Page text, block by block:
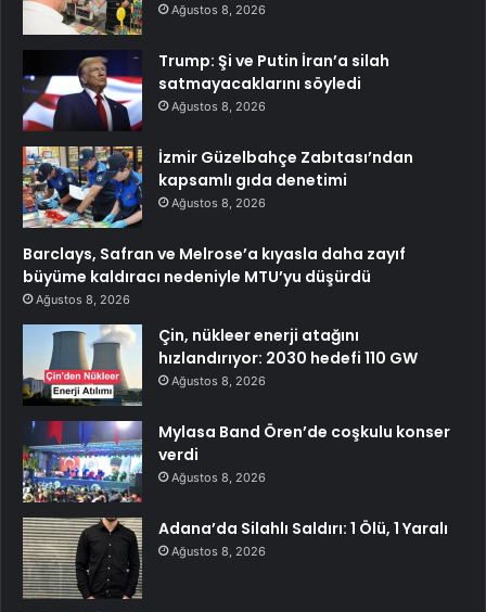
Ağustos 8, 2026
Trump: Şi ve Putin İran’a silah
satmayacaklarını söyledi
Ağustos 8, 2026
İzmir Güzelbahçe Zabıtası’ndan
kapsamlı gıda denetimi
Ağustos 8, 2026
Barclays, Safran ve Melrose’a kıyasla daha zayıf
büyüme kaldıracı nedeniyle MTU’yu düşürdü
Ağustos 8, 2026
Çin, nükleer enerji atağını
hızlandırıyor: 2030 hedefi 110 GW
Ağustos 8, 2026
Mylasa Band Ören’de coşkulu konser
verdi
Ağustos 8, 2026
Adana’da Silahlı Saldırı: 1 Ölü, 1 Yaralı
Ağustos 8, 2026